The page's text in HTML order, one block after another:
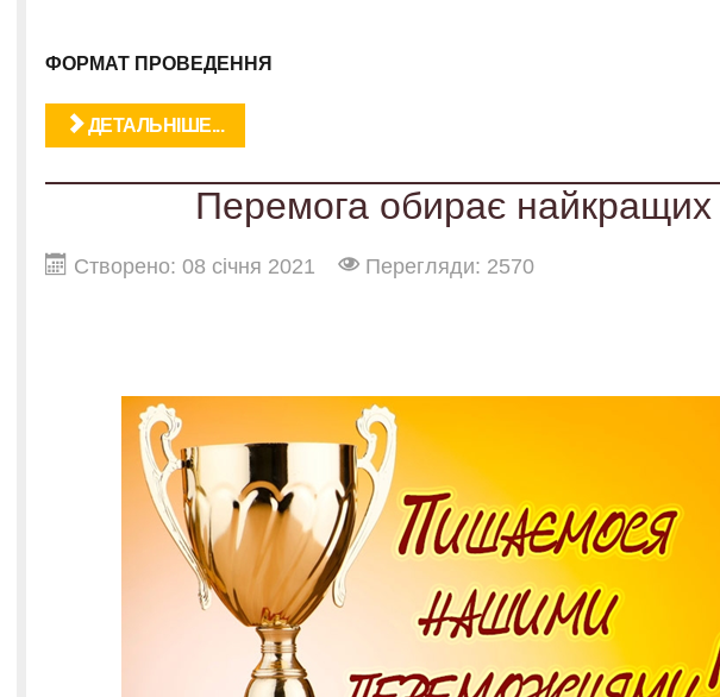
ФОРМАТ ПРОВЕДЕННЯ
ДЕТАЛЬНІШЕ...
Перемога обирає найкращих
Створено: 08 січня 2021 Перегляди: 2570